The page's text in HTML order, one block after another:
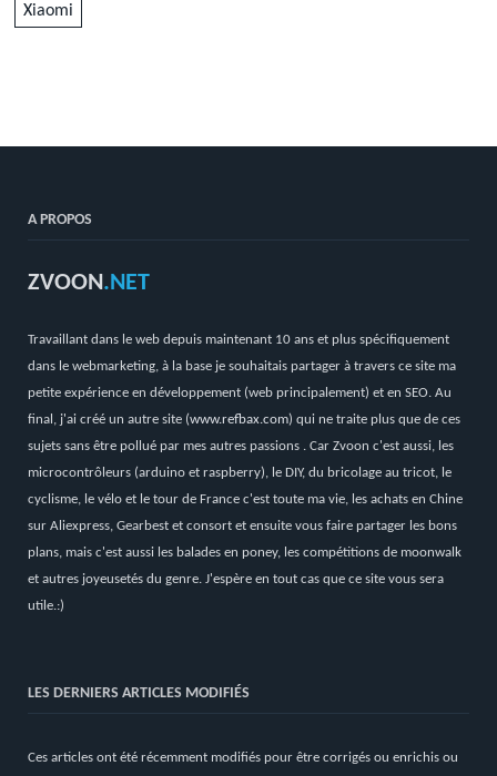
Xiaomi
A PROPOS
ZVOON.NET
Travaillant dans le web depuis maintenant 10 ans et plus spécifiquement
dans le webmarketing, à la base je souhaitais partager à travers ce site ma
petite expérience en développement (web principalement) et en SEO. Au
final, j'ai créé un autre site (www.refbax.com) qui ne traite plus que de ces
sujets sans être pollué par mes autres passions . Car Zvoon c'est aussi, les
microcontrôleurs (arduino et raspberry), le DIY, du bricolage au tricot, le
cyclisme, le vélo et le tour de France c'est toute ma vie, les achats en Chine
sur Aliexpress, Gearbest et consort et ensuite vous faire partager les bons
plans, mais c'est aussi les balades en poney, les compétitions de moonwalk
et autres joyeusetés du genre. J'espère en tout cas que ce site vous sera
utile.:)
LES DERNIERS ARTICLES MODIFIÉS
Ces articles ont été récemment modifiés pour être corrigés ou enrichis ou